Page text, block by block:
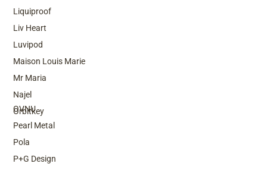
Top Brands
OVNU
Pearl Metal
Pola
P+G Design
Liquiproof
Liv Heart
Luvipod
Maison Louis Marie
Mr Maria
Najel
Orbitkey